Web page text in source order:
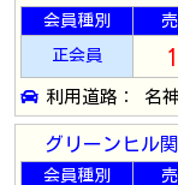
会員種別
正会員
利用道路： 名
グリーンヒル
会員種別